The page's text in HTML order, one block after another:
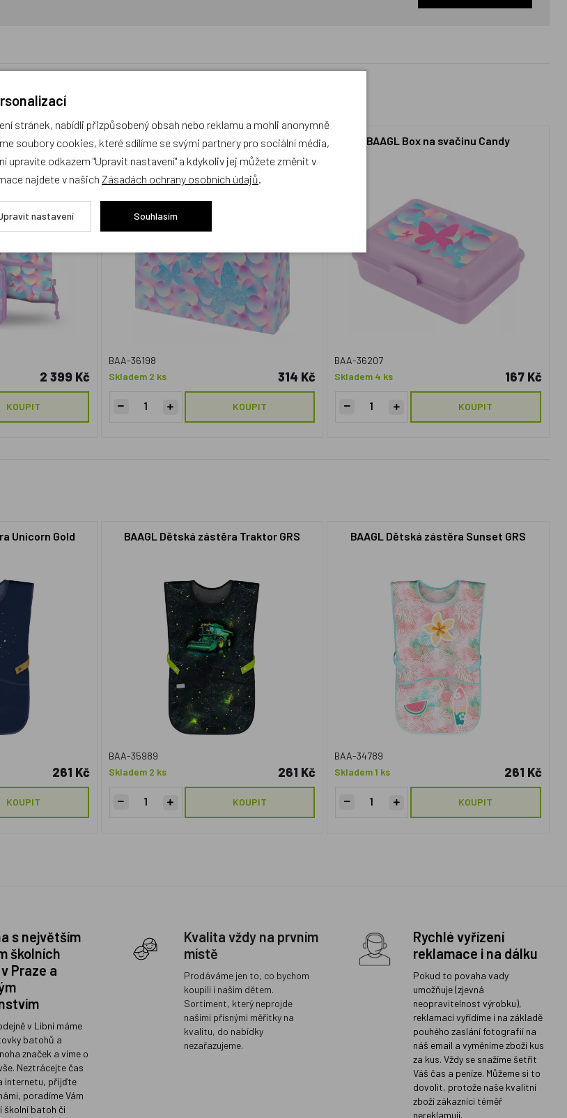
aktovka, penál,
2 399 Kč
KOUPIT
BAAGL Skládací školní kufřík Candy s
kováním
BAA-36198
Skladem 2 ks
314 Kč
KOUPIT
BAAGL Box na svačinu Candy
BAA-36207
Skladem 4 ks
167 Kč
KOUPIT
Unicorn Gold
261 Kč
KOUPIT
BAAGL Dětská zástěra Traktor GRS
BAA-35989
Skladem 2 ks
261 Kč
KOUPIT
BAAGL Dětská zástěra Sunset GRS
BAA-34789
Skladem 1 ks
261 Kč
KOUPIT
s největším
školních
Praze a
v Libni máme
batohů a
značek a víme o
Neztrácejte čas
internetu, přijďte
poradíme Vám
školní batoh či
Kvalita vždy na prvním
místě
Prodáváme jen to, co bychom
koupili i našim dětem.
Sortiment, který neprojde
našimi přísnými měřítky na
kvalitu, do nabídky
nezařazujeme.
Rychlé vyřízení
reklamace i na dálku
Pokud to povaha vady
umožňuje (zjevná
neopravitelnost výrobku),
reklamaci vyřídíme i na základě
pouhého zaslání fotografií na
náš email a vyměníme zboží kus
za kus. Vždy se snažíme šetřit
Váš čas a peníze. Můžeme si to
dovolit, protože naše kvalitní
zboží zákazníci téměř
nereklamují.
stránek, nabídli přizpůsobený obsah nebo reklamu a mohli anonymně
soubory cookies, které sdílíme se svými partnery pro sociální média,
upravíte odkazem "Upravit nastavení" a kdykoliv jej můžete změnit v
najdete v našich Zásadách ochrany osobních údajů.
nastavení Souhlasím